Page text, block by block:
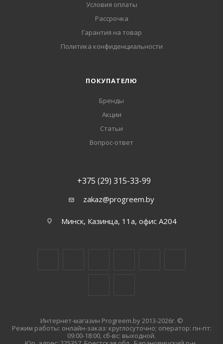
Условия оплаты
Рассрочка
Гарантия на товар
Политика конфиденциальности
ПОКУПАТЕЛЮ
Бренды
Акции
Статьи
Вопрос-ответ
+375 (29) 315-33-99
zakaz@progreem.by
Минск, Казинца, 11а, офис А204
Интернет-магазин Progreem.by 2013-2026г. ©
Режим работы: онлайн-заказ: круглосуточно; оператор: пн-пт:
09:00-18:00, сб-вс: выходной.